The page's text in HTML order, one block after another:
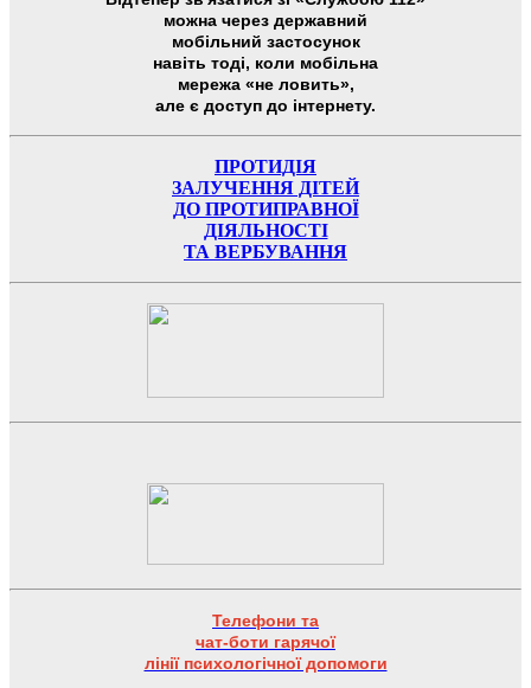
можна через державний
мобільний застосунок
навіть тоді, коли мобільна
мережа «не ловить»,
але є доступ до інтернету.
ПРОТИДІЯ
ЗАЛУЧЕННЯ ДІТЕЙ
ДО ПРОТИПРАВНОЇ
ДІЯЛЬНОСТІ
ТА ВЕРБУВАННЯ
Телефони та
чат-боти гарячої
лінії психологічної допомоги